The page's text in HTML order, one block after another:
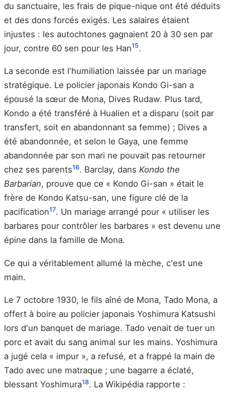
du sanctuaire, les frais de pique-nique ont été déduits
et des dons forcés exigés. Les salaires étaient
injustes : les autochtones gagnaient 20 à 30 sen par
jour, contre 60 sen pour les Han15.
La seconde est l'humiliation laissée par un mariage
stratégique. Le policier japonais Kondo Gi-san a
épousé la sœur de Mona, Dives Rudaw. Plus tard,
Kondo a été transféré à Hualien et a disparu (soit par
transfert, soit en abandonnant sa femme) ; Dives a
été abandonnée, et selon le Gaya, une femme
abandonnée par son mari ne pouvait pas retourner
chez ses parents16. Barclay, dans Kondo the
Barbarian, prouve que ce « Kondo Gi-san » était le
frère de Kondo Katsu-san, une figure clé de la
pacification17. Un mariage arrangé pour « utiliser les
barbares pour contrôler les barbares » est devenu une
épine dans la famille de Mona.
Ce qui a véritablement allumé la mèche, c'est une
main.
Le 7 octobre 1930, le fils aîné de Mona, Tado Mona, a
offert à boire au policier japonais Yoshimura Katsushi
lors d'un banquet de mariage. Tado venait de tuer un
porc et avait du sang animal sur les mains. Yoshimura
a jugé cela « impur », a refusé, et a frappé la main de
Tado avec une matraque ; une bagarre a éclaté,
blessant Yoshimura18. La Wikipédia rapporte :